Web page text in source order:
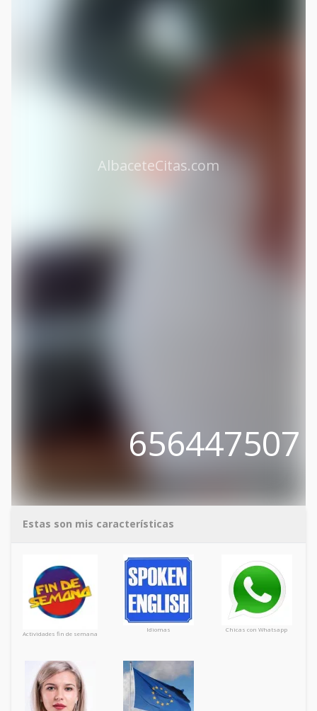
AlbaceteCitas.com
656447507
Estas son mis características
Actividades fin de semana
Idiomas Chicas con Whatsapp